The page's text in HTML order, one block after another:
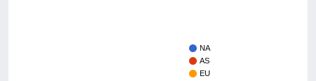
NA
AS
EU